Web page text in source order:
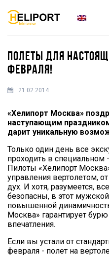
ПОЛЕТЫ ДЛЯ
ФЕВРАЛЯ!
21.02.2014
«Хелипорт Москва»
наступающим
дарит уникальную
Только один день все
проходить в
Пилоты «Хелипорт
управления вертолетом,
дух. И хотя, разумеется,
безопасны, в этот
повышенной
Москва» гарантирует
впечатления.
Если вы устали от
февраля - полет на